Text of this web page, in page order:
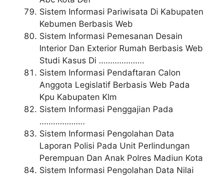
Sistem Informasi Pariwisata Di Kabupaten
Kebumen Berbasis Web
Sistem Informasi Pemesanan Desain
Interior Dan Exterior Rumah Berbasis Web
Studi Kasus Di ………………..
Sistem Informasi Pendaftaran Calon
Anggota Legislatif Berbasis Web Pada
Kpu Kabupaten Klm
Sistem Informasi Penggajian Pada
………………..
Sistem Informasi Pengolahan Data
Laporan Polisi Pada Unit Perlindungan
Perempuan Dan Anak Polres Madiun Kota
Sistem Informasi Pengolahan Data Nilai